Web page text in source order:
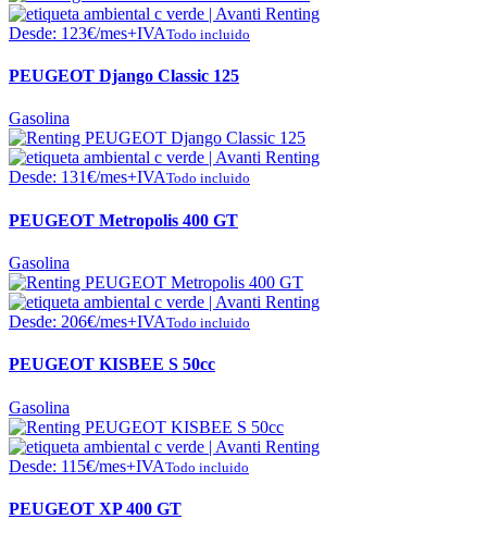
Desde: 123€/mes+IVATodo incluido
PEUGEOT Django Classic 125
Gasolina
Desde: 131€/mes+IVATodo incluido
PEUGEOT Metropolis 400 GT
Gasolina
Desde: 206€/mes+IVATodo incluido
PEUGEOT KISBEE S 50cc
Gasolina
Desde: 115€/mes+IVATodo incluido
PEUGEOT XP 400 GT